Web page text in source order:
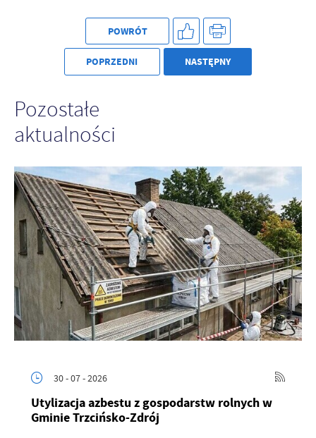
POWRÓT
POPRZEDNI NASTĘPNY
Pozostałe
aktualności
30 - 07 - 2026
Utylizacja azbestu z gospodarstw rolnych w
Gminie Trzcińsko-Zdrój